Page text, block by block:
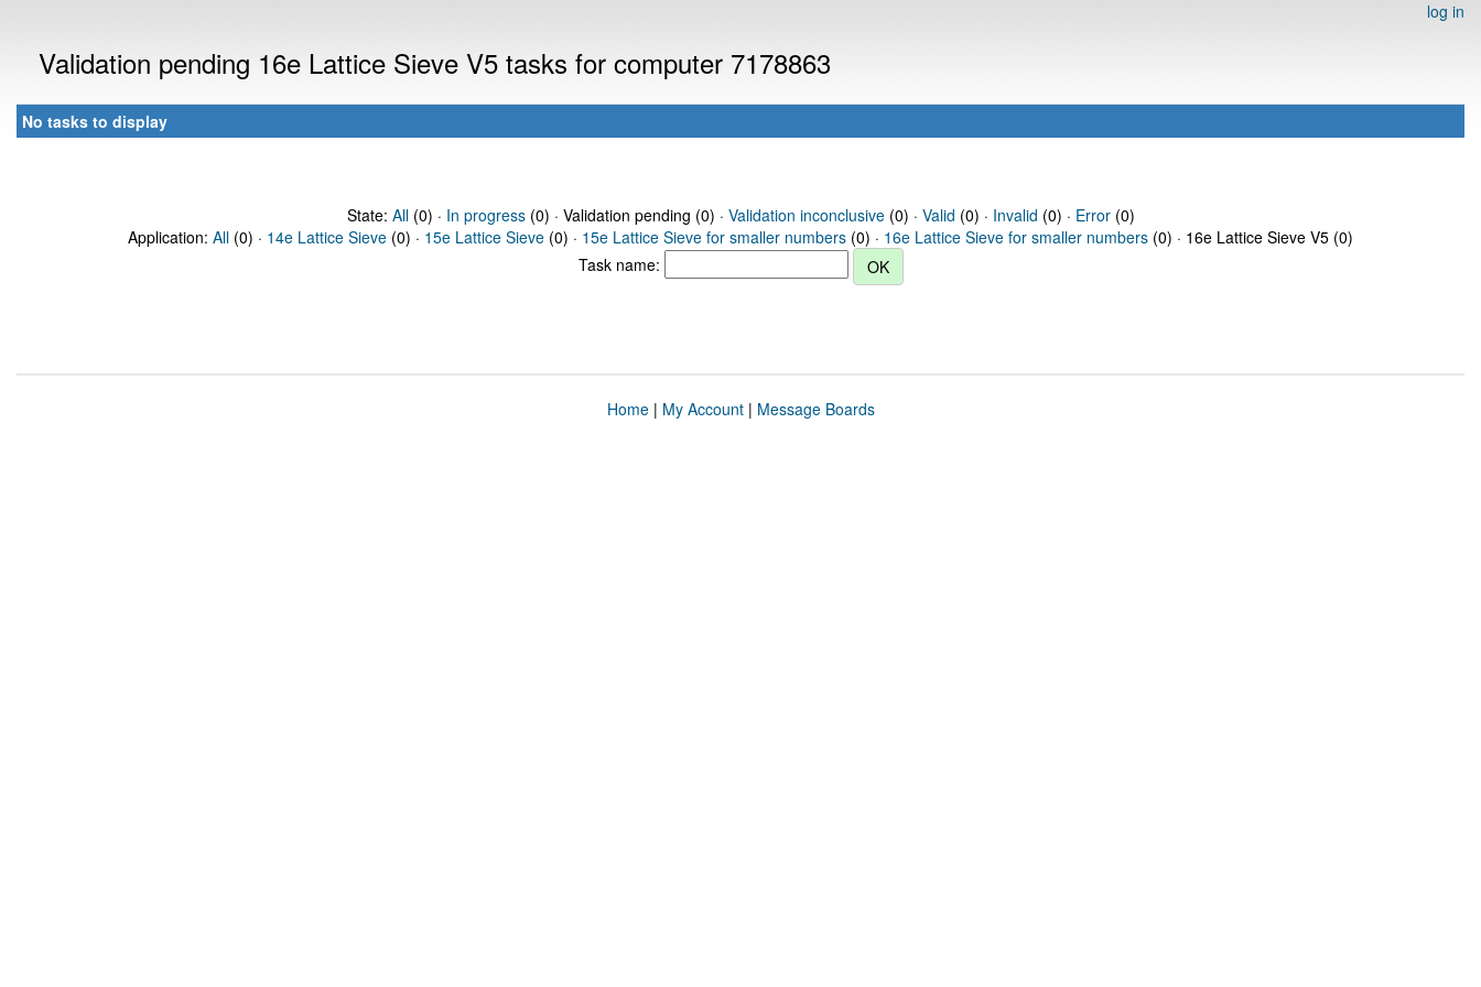
log in
Validation pending 16e Lattice Sieve V5 tasks for computer 7178863
No tasks to display
State: All(0) · In progress(0) · Validation pending (0) · Validation inconclusive(0) · Valid (0) · Invalid (0) · Error(0)
Application: All (0) · 14e Lattice Sieve (0) · 15e Lattice Sieve (0) · 15e Lattice Sieve for smaller numbers (0) · 16e Lattice Sieve for smaller numbers (0) · 16e Lattice Sieve V5 (0)
Task name:
Home| My Account| Message Boards